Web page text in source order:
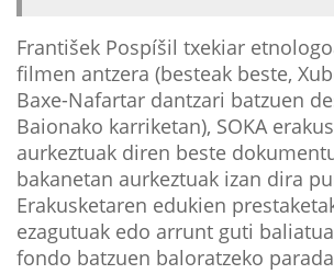
František Pospíšil txekiar
filmen antzera (besteak beste,
Baxe-Nafartar dantzari batzuen
Baionako karriketan), SOKA
aurkeztuak diren beste
bakanetan aurkeztuak izan dira
Erakusketaren edukien
ezagutuak edo arrunt guti
fondo batzuen baloratzeko